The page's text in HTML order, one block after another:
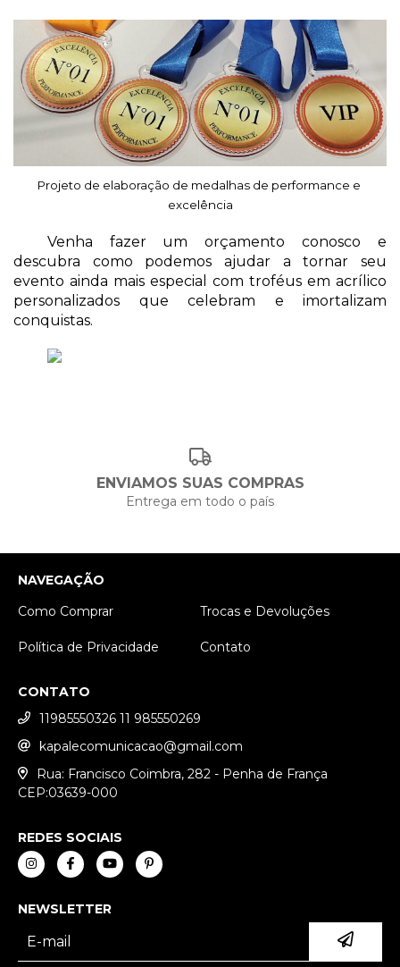
Projeto de elaboração de medalhas de performance e
excelência
Venha fazer um orçamento conosco e
descubra como podemos ajudar a tornar seu
evento ainda mais especial com troféus em acrílico
personalizados que celebram e imortalizam
conquistas.
ENVIAMOS SUAS COMPRAS
Entrega em todo o país
NAVEGAÇÃO
Como Comprar
Trocas e Devoluções
Política de Privacidade Contato
CONTATO
11985550326 11 985550269
kapalecomunicacao@gmail.com
Rua: Francisco Coimbra, 282 - Penha de França
CEP:03639-000
REDES SOCIAIS
NEWSLETTER